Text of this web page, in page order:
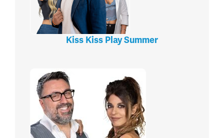
Kiss Kiss Play Summer